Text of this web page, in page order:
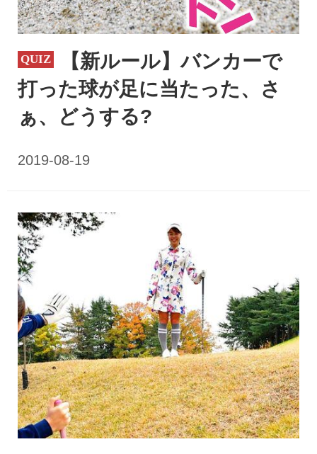
【新ルール】バンカーで
打った球が足に当たった、さ
ぁ、どうする?